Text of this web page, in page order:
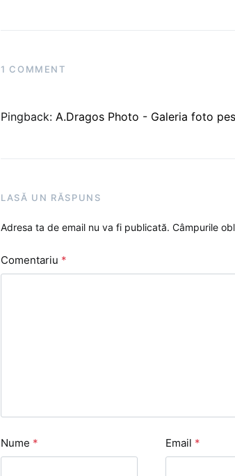
1 COMMENT
Pingback: A.Dragos Photo - Galeria foto
LASĂ UN RĂSPUNS
Adresa ta de email nu va fi publicată. Câmpurile
Comentariu *
Nume * Email *